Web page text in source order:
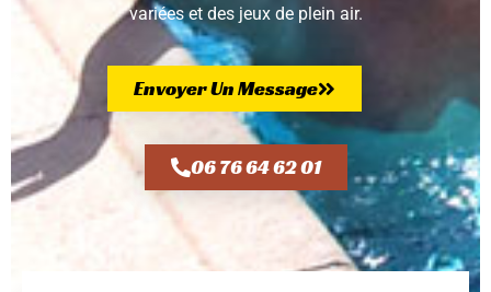
variées et des jeux de plein air.
Envoyer Un Message
06 76 64 62 01